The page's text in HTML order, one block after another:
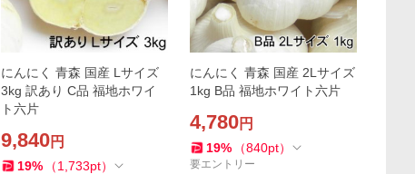
にんにく 青森 国産 Lサイズ
3kg 訳あり C品 福地ホワイ
ト六片
9,840円
19% （1,733pt）
にんにく 青森 国産 2Lサイズ
1kg B品 福地ホワイト六片
4,780円
19% （840pt）
要エントリー